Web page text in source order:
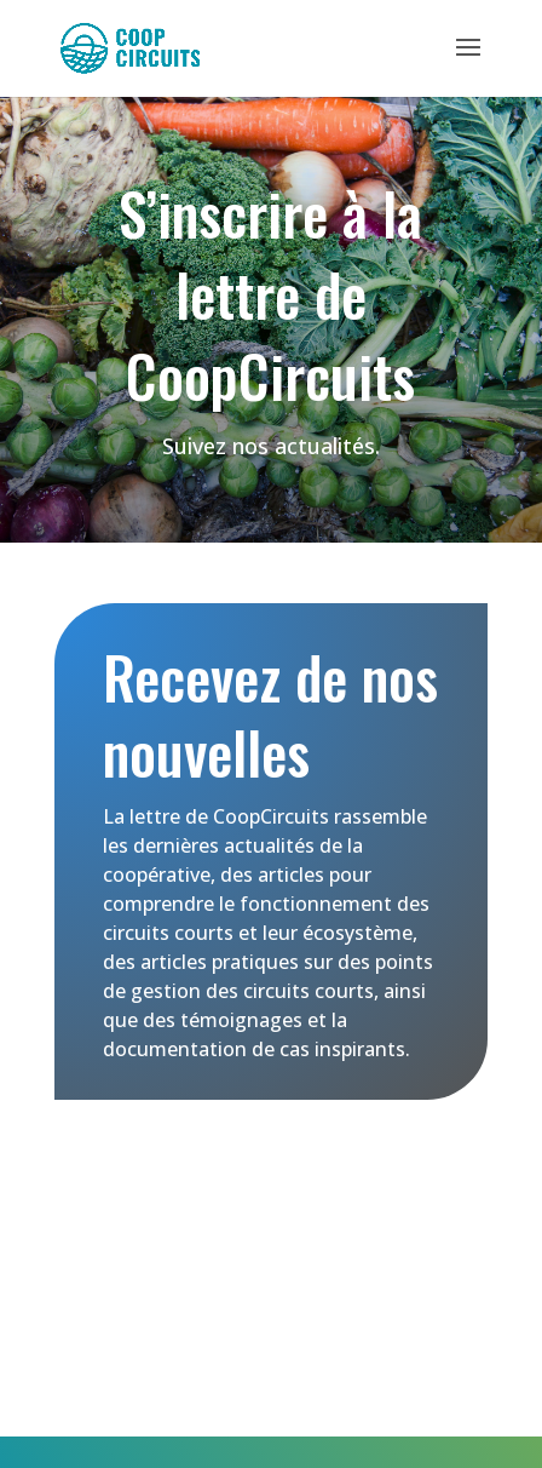
S’inscrire à la
lettre de
CoopCircuits
Suivez nos actualités.
Recevez de nos
nouvelles
La lettre de CoopCircuits rassemble
les dernières actualités de la
coopérative, des articles pour
comprendre le fonctionnement des
circuits courts et leur écosystème,
des articles pratiques sur des points
de gestion des circuits courts, ainsi
que des témoignages et la
documentation de cas inspirants.